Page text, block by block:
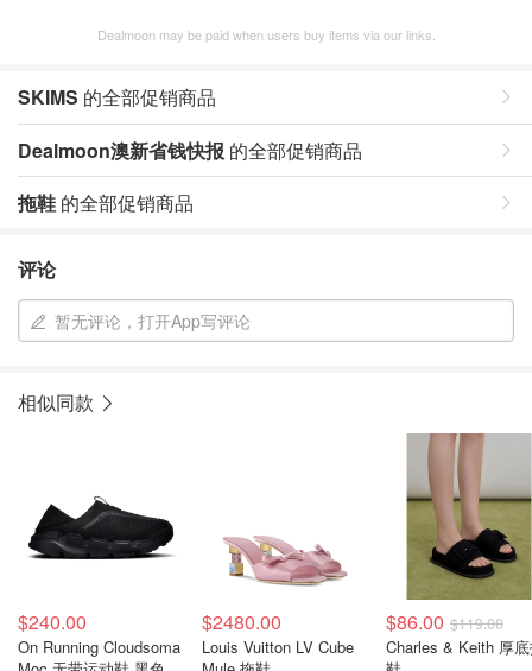
Dealmoon may be paid when users buy items via our links.
SKIMS 的全部促销商品
Dealmoon澳新省钱快报 的全部促销商品
拖鞋 的全部促销商品
评论
暂无评论，打开App写评论
相似同款
$240.00
On Running Cloudsoma
$2480.00
Louis Vuitton LV Cube
$86.00 $119.00
Charles & Keith 厚